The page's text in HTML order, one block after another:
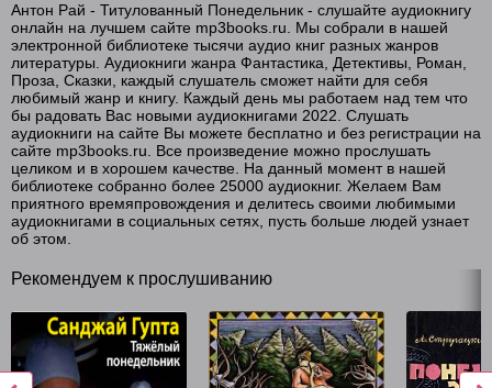
Антон Рай - Титулованный Понедельник - слушайте аудиокнигу
онлайн на лучшем сайте mp3books.ru. Мы собрали в нашей
электронной библиотеке тысячи аудио книг разных жанров
литературы. Аудиокниги жанра Фантастика, Детективы, Роман,
Проза, Сказки, каждый слушатель сможет найти для себя
любимый жанр и книгу. Каждый день мы работаем над тем что
бы радовать Вас новыми аудиокнигами 2022. Слушать
аудиокниги на сайте Вы можете бесплатно и без регистрации на
сайте mp3books.ru. Все произведение можно прослушать
целиком и в хорошем качестве. На данный момент в нашей
библиотеке собранно более 25000 аудиокниг. Желаем Вам
приятного времяпровождения и делитесь своими любимыми
аудиокнигами в социальных сетях, пусть больше людей узнает
об этом.
Рекомендуем к прослушиванию